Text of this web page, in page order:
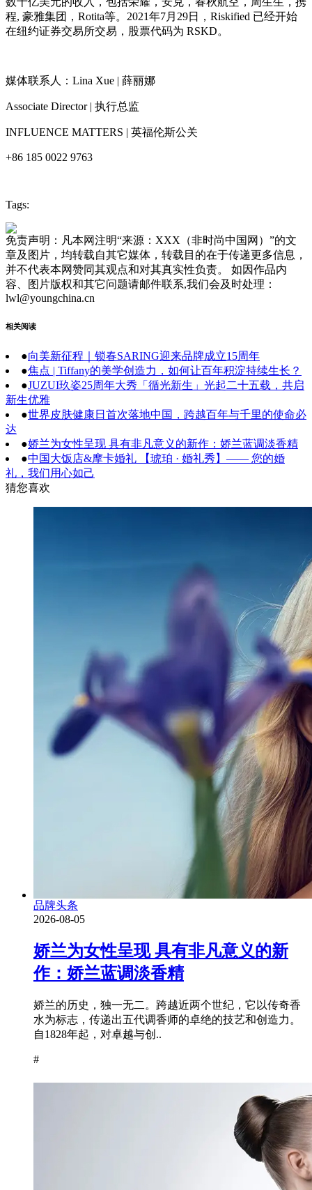
程, 豪雅集团，Rotita等。2021年7月29日，Riskified 已经开始
在纽约证券交易所交易，股票代码为 RSKD。
媒体联系人：Lina Xue | 薛丽娜
Associate Director | 执行总监
INFLUENCE MATTERS | 英福伦斯公关
+86 185 0022 9763
Tags:
免责声明：凡本网注明“来源：XXX（非时尚中国网）”的文
章及图片，均转载自其它媒体，转载目的在于传递更多信息，
并不代表本网赞同其观点和对其真实性负责。 如因作品内
容、图片版权和其它问题请邮件联系,我们会及时处理：
lwl@youngchina.cn
相关阅读
●向美新征程｜锁春SARING迎来品牌成立15周年
●焦点 | Tiffany的美学创造力，如何让百年积淀持续生长？
●JUZUI玖姿25周年大秀「循光新生」光起二十五载，共启
新生优雅
●世界皮肤健康日首次落地中国，跨越百年与千里的使命必
达
●娇兰为女性呈现 具有非凡意义的新作：娇兰蓝调淡香精
●中国大饭店&摩卡婚礼 【琥珀 · 婚礼秀】—— 您的婚
礼，我们用心如己
猜您喜欢
品牌头条
2026-08-05
娇兰为女性呈现 具有非凡意义的新
作：娇兰蓝调淡香精
娇兰的历史，独一无二。跨越近两个世纪，它以传奇香
水为标志，传递出五代调香师的卓绝的技艺和创造力。
自1828年起，对卓越与创..
#